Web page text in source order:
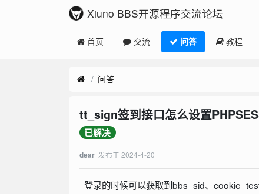
Xiuno BBS开源程序交流论坛
首页 交流 问答 教程
问答
tt_sign签到接口怎么设置
已解决
dear 发布于 2024-4-20
登录的时候可以获取到bbs_sid、